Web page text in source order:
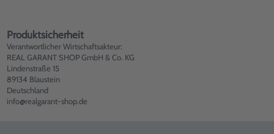
Produktsicherheit
Verantwortlicher Wirtschaftsakteur:
REAL GARANT SHOP GmbH & Co. KG
Lindenstraße 15
89134 Blaustein
Deutschland
info@realgarant-shop.de